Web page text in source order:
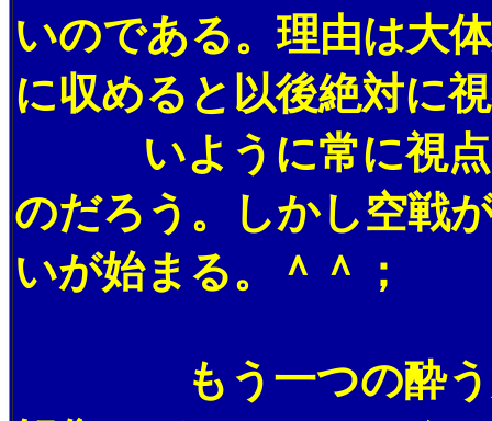
いのである。理由は大
に収めると以後絶対に
いように常に視点を
のだろう。しかし空戦
いが始まる。＾＾；
もう一つの酔う原